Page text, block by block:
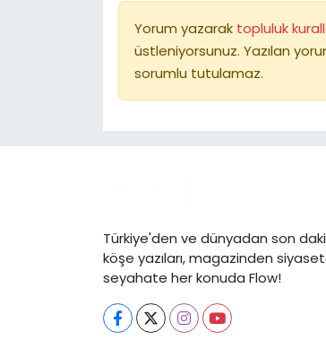
Yorum yazarak topluluk
üstleniyorsunuz. Yazılan
sorumlu tutulamaz.
Türkiye'den ve dünyadan son
köşe yazıları, magazinden
seyahate her konuda Flow!